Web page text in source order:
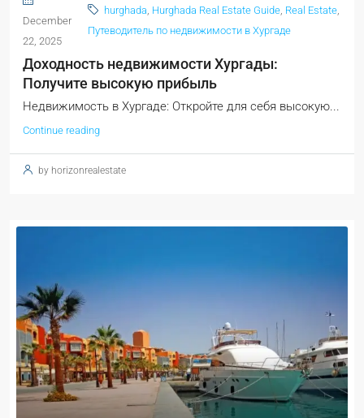
December
22, 2025
hurghada, Hurghada Real Estate Guide, Real Estate,
Путеводитель по недвижимости в Хургаде
Доходность недвижимости Хургады:
Получите высокую прибыль
Недвижимость в Хургаде: Откройте для себя высокую...
Continue reading
by horizonrealestate